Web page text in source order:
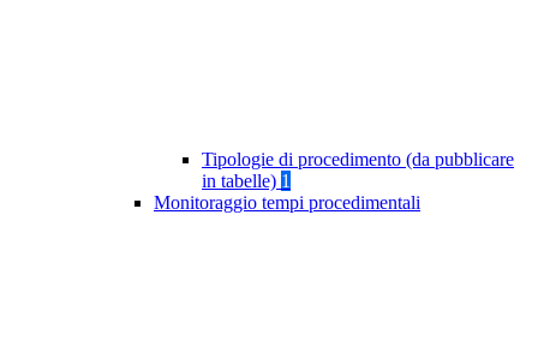
Tipologie di procedimento (da pubblicare
in tabelle) 1
Monitoraggio tempi procedimentali